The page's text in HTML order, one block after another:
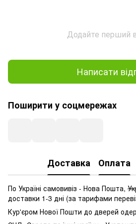
Додайте перший
Написати
Поширити у соцмережах
Доставка Оплата
По Україні самовивіз - Нова Пошта,
доставки 1-3 дні (за тарифами
Кур'єром Нової Пошти до дверей